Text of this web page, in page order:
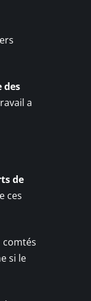
des
a
de
ces
comtés
si le